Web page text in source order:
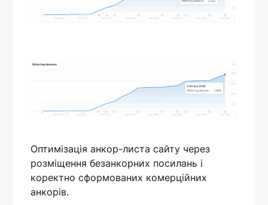
Оптимізація анкор-листа сайту через
розміщення безанкорних посилань і
коректно сформованих комерційних
анкорів.